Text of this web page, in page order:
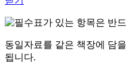
표가 있는 항목은 반
동일자료를 같은 책장에 담
됩니다.